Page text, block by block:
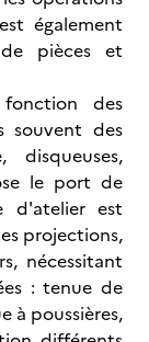
également
pièces et
des
souvent des
le port de
d'atelier est
projections,
nécessitant
: tenue de
à poussières,